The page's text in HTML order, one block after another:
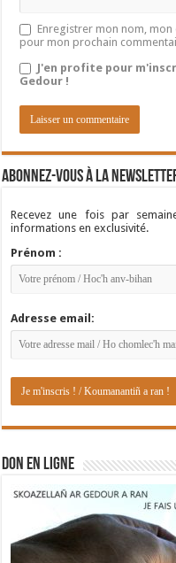
Enregistrer mon nom,
pour mon prochain
J'en profite pour
Gedour !
Abonnez-vous à la
Recevez une fois par
informations en exclusivité.
Prénom :
Adresse email:
DON EN LIGNE